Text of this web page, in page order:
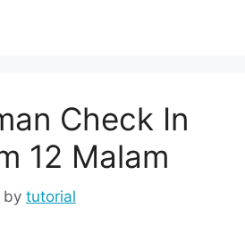
Check In
12 Malam
by tutorial